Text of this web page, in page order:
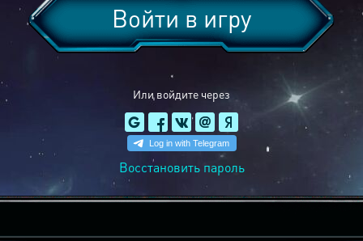
Или войдите через
Войти в игру
Восстановить пароль